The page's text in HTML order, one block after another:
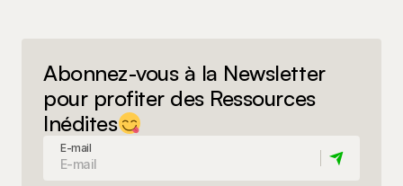
Abonnez-vous à la Newsletter
pour profiter des Ressources
Inédites
E-mail